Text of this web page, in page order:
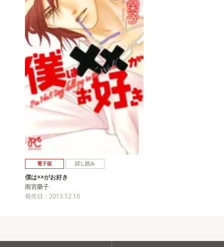
電子版 試し読み
僕は××がお好き
雨宮榮子
発売日：2013.12.16